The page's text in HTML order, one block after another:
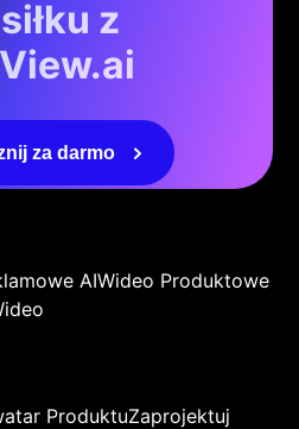
z
za darmo
AIWideo Produktowe
ProduktuZaprojektuj